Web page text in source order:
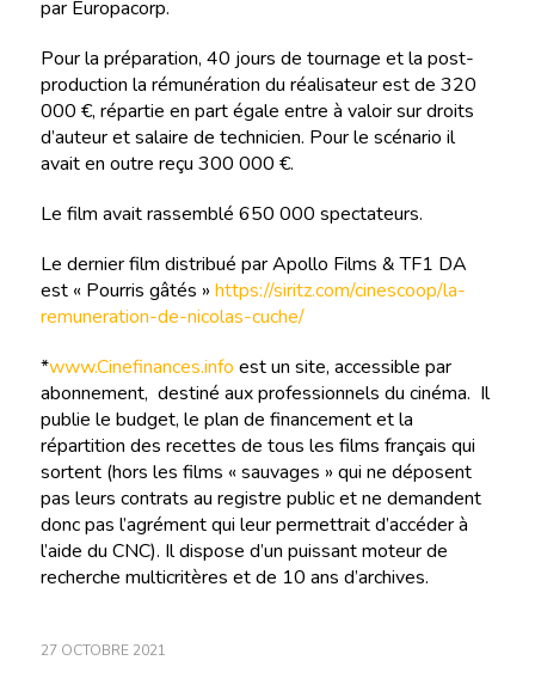
par Europacorp.
Pour la préparation, 40 jours de tournage et la post-
production la rémunération du réalisateur est de 320
000 €, répartie en part égale entre à valoir sur droits
d’auteur et salaire de technicien. Pour le scénario il
avait en outre reçu 300 000 €.
Le film avait rassemblé 650 000 spectateurs.
Le dernier film distribué par Apollo Films & TF1 DA
est « Pourris gâtés » https://siritz.com/cinescoop/la-
remuneration-de-nicolas-cuche/
*www.Cinefinances.info est un site, accessible par
abonnement, destiné aux professionnels du cinéma. Il
publie le budget, le plan de financement et la
répartition des recettes de tous les films français qui
sortent (hors les films « sauvages » qui ne déposent
pas leurs contrats au registre public et ne demandent
donc pas l’agrément qui leur permettrait d’accéder à
l’aide du CNC). Il dispose d’un puissant moteur de
recherche multicritères et de 10 ans d’archives.
27 OCTOBRE 2021